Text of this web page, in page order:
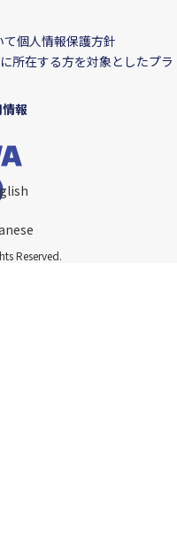
取
る
の
取
る
の
個人情報保護方針
所在する方を対象としたプラ
報
Reserved.